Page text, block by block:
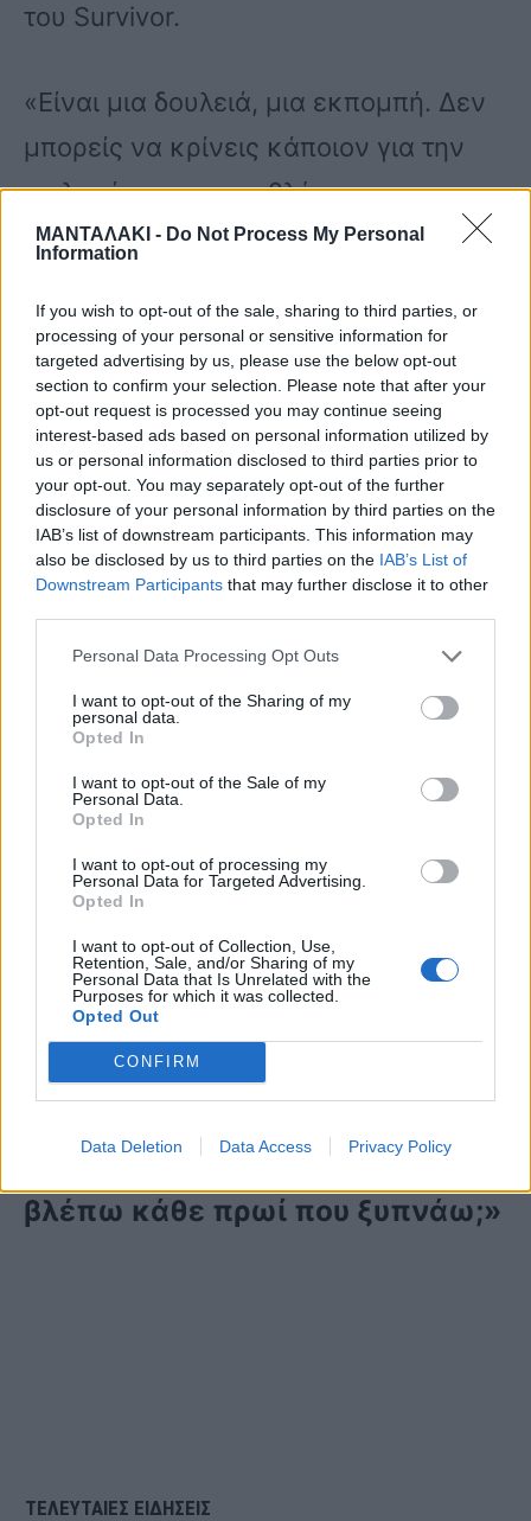
ΜΑΝΤΑΛΑΚΙ - Do Not Process My Personal
Information
If you wish to opt-out of the sale, sharing to third parties, or
processing of your personal or sensitive information for
targeted advertising by us, please use the below opt-out
section to confirm your selection. Please note that after your
opt-out request is processed you may continue seeing
interest-based ads based on personal information utilized by
us or personal information disclosed to third parties prior to
your opt-out. You may separately opt-out of the further
disclosure of your personal information by third parties on the
IAB’s list of downstream participants. This information may
also be disclosed by us to third parties on the IAB’s List of
Downstream Participants that may further disclose it to other
Personal Data Processing Opt Outs
I want to opt-out of the Sharing of my
personal data.
Opted In
I want to opt-out of the Sale of my
Personal Data.
Opted In
I want to opt-out of processing my
Personal Data for Targeted Advertising.
Opted In
I want to opt-out of Collection, Use,
Retention, Sale, and/or Sharing of my
Personal Data that Is Unrelated with the
Purposes for which it was collected.
Opted Out
CONFIRM
Data Deletion Data Access Privacy Policy
του Survivor.
«Είναι μια δουλειά, μια εκπομπή. Δεν
μπορείς να κρίνεις κάποιον για την
επιλογή του που το βλέπει σαν
δουλειά. Το πιο εύκολο πράγμα είναι
κρίνουμε τον εαυτό μας. Ό,τι και να
κάνω θα με κρίνουνε, το έχω
συνηθίσει, οπότε δεν με απασχολεί.
Θα κάνω ό,τι θέλω εγώ», ξεκαθάρισε
η Κατερίνα Δαλάκα.
«Ούτε κι εγώ περίμενα λόγω του
και δεν κοιτούσα μόνο τον εαυτό μου.
Επαγγελματικά στο μέλλον θέλω
σίγουρα να ασχοληθώ με το real
estate, πρέπει να κάτσω να το ψάξω.
Δεν νιώθω celebrity, παραμένω η
Κατερίνα», παραδέχεται σε άλλο
σημείο η Κατερίνα Δαλάκα.
Δείτε το βίντεο – Η Κατερίνα
ρώτησαν αν θέλω να τους
βλέπω κάθε πρωί που ξυπνάω;»
ΤΕΛΕΥΤΑΙΕΣ ΕΙΔΗΣΕΙΣ